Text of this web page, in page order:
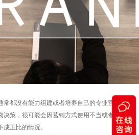
都没有能力组建或者培养自己的专业营销团
决策，很可能会因营销方式使用不当或者策划
正比的情况。